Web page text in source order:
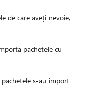
de care aveți nevoie,
pachetele cu
s-au import